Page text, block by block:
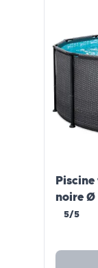
noire Ø
5/5